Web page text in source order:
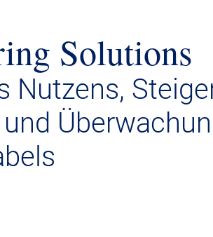
Solutions
Nutzens,